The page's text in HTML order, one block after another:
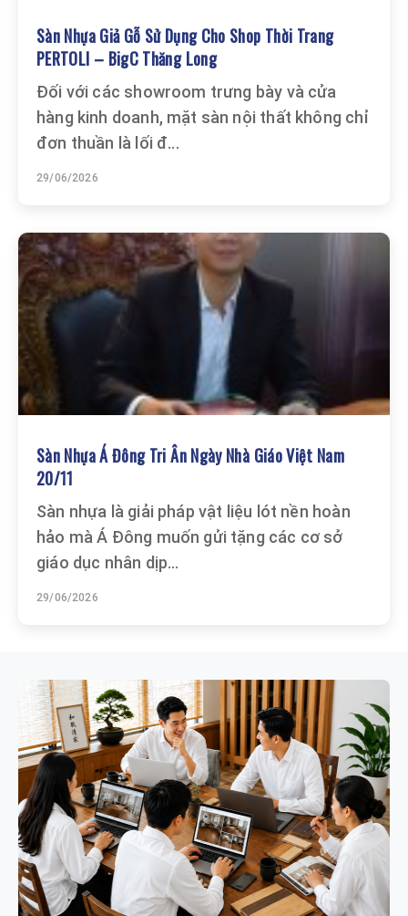
Sàn Nhựa Giả Gỗ Sử Dụng Cho Shop Thời Trang
PERTOLI – BigC Thăng Long
Đối với các showroom trưng bày và cửa
hàng kinh doanh, mặt sàn nội thất không chỉ
đơn thuần là lối đ...
29/06/2026
Sàn Nhựa Á Đông Tri Ân Ngày Nhà Giáo Việt Nam
20/11
Sàn nhựa là giải pháp vật liệu lót nền hoàn
hảo mà Á Đông muốn gửi tặng các cơ sở
giáo dục nhân dịp...
29/06/2026